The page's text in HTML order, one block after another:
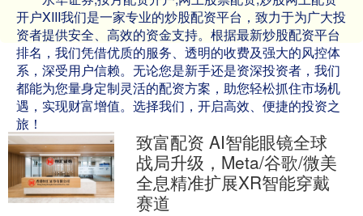
开户XIII‌我们是一家专业的炒股配资平台，致力于为广大投
资者提供安全、高效的资金支持。根据最新炒股配资平台
排名，我们凭借优质的服务、透明的收费及强大的风控体
系，深受用户信赖。无论您是新手还是资深投资者，我们
都能为您量身定制灵活的配资方案，助您轻松抓住市场机
遇，实现财富增值。选择我们，开启高效、便捷的投资之
旅！
致富配资 AI智能眼镜全球
战局升级，Meta/谷歌/微美
全息精准扩展XR智能穿戴
赛道